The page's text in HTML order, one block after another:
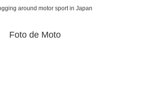
around motor sport in Japan
Foto de Moto